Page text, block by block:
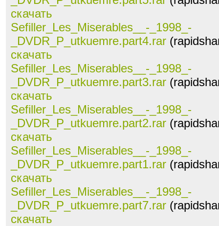
скачать
Sefiller_Les_Miserables__-_1998_-
_DVDR_P_utkuemre.part4.rar
скачать
Sefiller_Les_Miserables__-_1998_-
_DVDR_P_utkuemre.part3.rar
скачать
Sefiller_Les_Miserables__-_1998_-
_DVDR_P_utkuemre.part2.rar
скачать
Sefiller_Les_Miserables__-_1998_-
_DVDR_P_utkuemre.part1.rar
скачать
Sefiller_Les_Miserables__-_1998_-
_DVDR_P_utkuemre.part7.rar
скачать